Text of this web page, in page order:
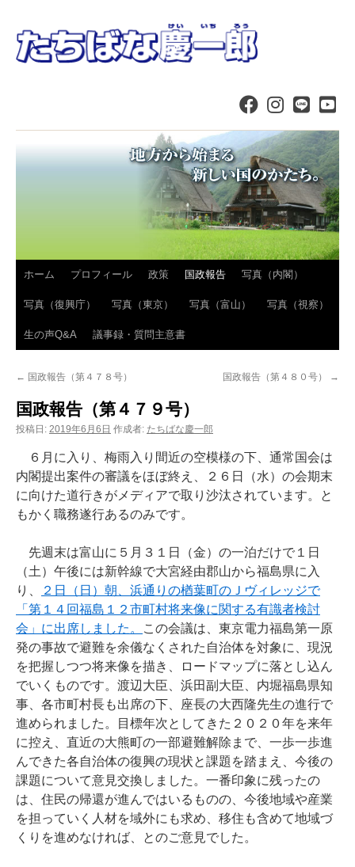
コ
ン
テ
へ
ス
キ
ッ
ホーム プロフィール 政策 国政報告 写真（内閣）
写真（復興庁） 写真（東京） 写真（富山） 写真（視察）
生の声Q&A 議事録・質問主意書
← 国政報告（第４７８号） 国政報告（第４８０号） →
国政報告（第４７９号）
投稿日: 2019年6月6日 作成者: たちばな慶一郎
６月に入り、梅雨入り間近の空模様の下、通常国会は
内閣提出案件の審議をほぼ終え、２６日（水）の会期末
に向けた道行きがメディアで取り沙汰されています。と
もかく職務遂行あるのみです。
先週末は富山に５月３１日（金）の一泊だけで１日
（土）午後には新幹線で大宮経由郡山から福島県に入
り、
２日（日）朝、浜通りの楢葉町のＪヴィレッジで
「第１４回福島１２市町村将来像に関する有識者検討
会」に出席しました。
この会議は、東京電力福島第一原
発の事故で避難を余儀なくされた自治体を対象に、現況
を把握しつつ将来像を描き、ロードマップに落とし込ん
でいくものです。渡辺大臣、浜田副大臣、内堀福島県知
事、各市町村長も出席の下、座長の大西隆先生の進行で
進められました。目標年次としてきた２０２０年を来年
に控え、直近の大熊町の一部避難解除まで、一歩一歩進
んできた各自治体の復興の現状と課題を踏まえ、今後の
課題について意見交換しました。一番印象に残ったの
は、住民の帰還が進んではいるものの、今後地域や産業
を担っていく人材を域外にも求め、移住も含めて地域づ
くりを進めなければ、とのご意見でした。